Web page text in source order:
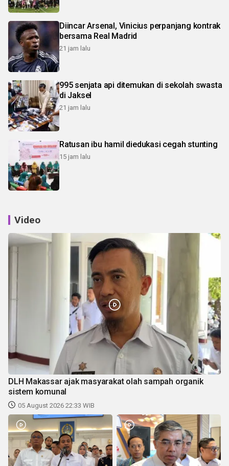
Diincar Arsenal, Vinicius perpanjang kontrak
bersama Real Madrid
21 jam lalu
995 senjata api ditemukan di sekolah swasta
di Jaksel
21 jam lalu
Ratusan ibu hamil diedukasi cegah stunting
15 jam lalu
Video
DLH Makassar ajak masyarakat olah sampah organik
sistem komunal
05 August 2026 22:33 WIB